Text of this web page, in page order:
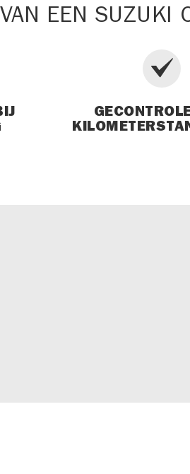
EEN SUZUKI